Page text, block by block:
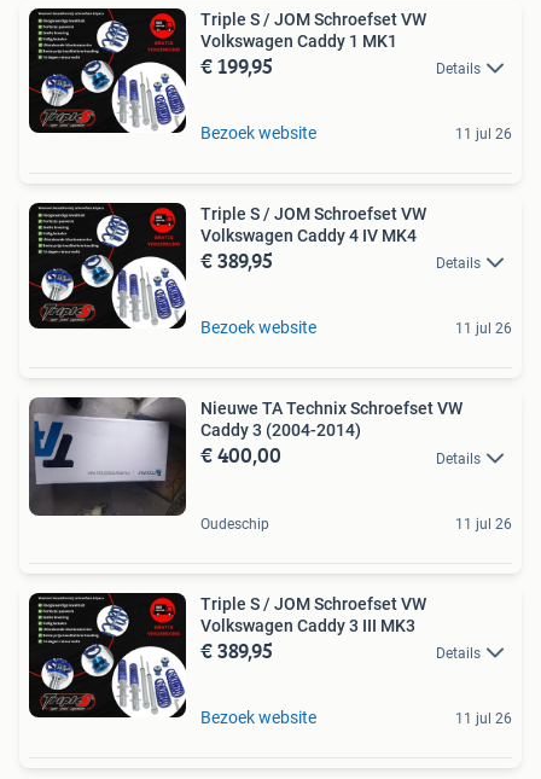
Triple S / JOM Schroefset VW
Volkswagen Caddy 1 MK1
€ 199,95 Details
Bezoek website 11 jul 26
Triple S / JOM Schroefset VW
Volkswagen Caddy 4 IV MK4
€ 389,95 Details
Bezoek website 11 jul 26
Nieuwe TA Technix Schroefset VW
Caddy 3 (2004-2014)
€ 400,00 Details
Oudeschip 11 jul 26
Triple S / JOM Schroefset VW
Volkswagen Caddy 3 III MK3
€ 389,95 Details
Bezoek website 11 jul 26